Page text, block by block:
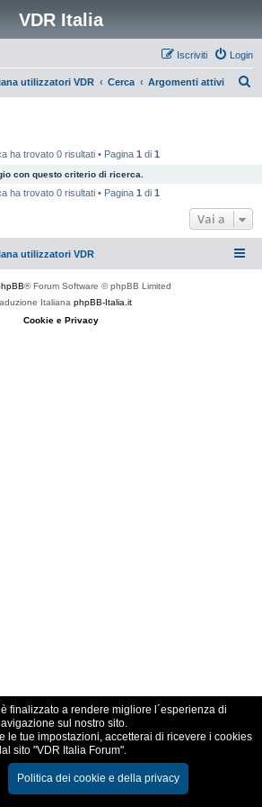
VDR Italia
Login
Iscriviti
utilizzatori VDR Cerca Argomenti attivi
ha trovato 0 risultati • Pagina 1 di 1
con questo criterio di ricerca.
ha trovato 0 risultati • Pagina 1 di 1
Vai a
utilizzatori VDR
® Forum Software © phpBB Limited
Italiana phpBB-Italia.it
Cookie e Privacy
finalizzato a rendere migliore l´esperienza di
sul nostro sito.
le tue impostazioni, accetterai di ricevere i cookies
sito "VDR Italia Forum".
Politica dei cookie e della privacy